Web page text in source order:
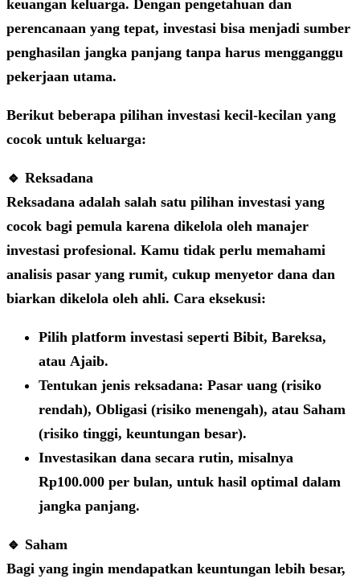
keuangan keluarga. Dengan pengetahuan dan
perencanaan yang tepat, investasi bisa menjadi sumber
penghasilan jangka panjang tanpa harus mengganggu
pekerjaan utama.
Berikut beberapa pilihan investasi kecil-kecilan yang
cocok untuk keluarga:
🔹 Reksadana
Reksadana adalah salah satu pilihan investasi yang
cocok bagi pemula karena dikelola oleh manajer
investasi profesional. Kamu tidak perlu memahami
analisis pasar yang rumit, cukup menyetor dana dan
biarkan dikelola oleh ahli. Cara eksekusi:
Pilih platform investasi seperti Bibit, Bareksa,
atau Ajaib.
Tentukan jenis reksadana: Pasar uang (risiko
rendah), Obligasi (risiko menengah), atau Saham
(risiko tinggi, keuntungan besar).
Investasikan dana secara rutin, misalnya
Rp100.000 per bulan, untuk hasil optimal dalam
jangka panjang.
🔹 Saham
Bagi yang ingin mendapatkan keuntungan lebih besar,